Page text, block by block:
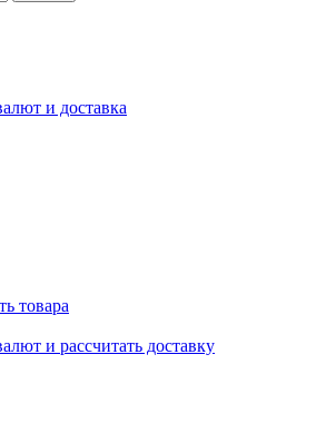
и доставка
товара
и рассчитать доставку